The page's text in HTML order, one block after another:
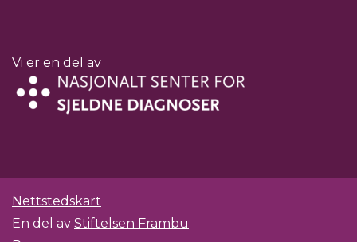
Vi er en del av
Nettstedskart
En del av Stiftelsen Frambu